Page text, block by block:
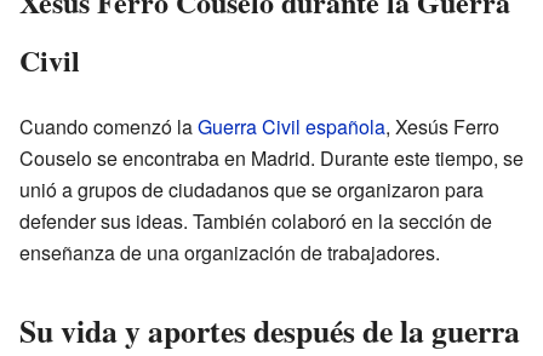
Civil
Cuando comenzó laGuerra Civil española, Xesús Ferro
Couselo se encontraba en Madrid. Durante este tiempo, se
unió a grupos de ciudadanos que se organizaron para
defender sus ideas. También colaboró en la sección de
enseñanza de una organización de trabajadores.
Su vida y aportes después de la guerra